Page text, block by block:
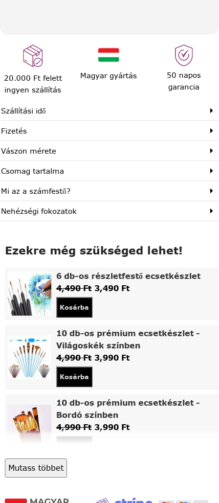
20.000 Ft felett
ingyen szállítás
Magyar gyártás
50 napos
garancia
Szállítási idő
Fizetés
Vászon mérete
Csomag tartalma
Mi az a számfestő?
Nehézségi fokozatok
Ezekre még szükséged lehet!
6 db-os részletfestő ecsetkészlet
4,490Ft 3,490 Ft
Kosárba
10 db-os prémium ecsetkészlet -
Világoskék színben
4,990Ft 3,990 Ft
Kosárba
10 db-os prémium ecsetkészlet -
Bordó színben
4,990Ft 3,990 Ft
Asztali fa festőállvány
Mutass többet